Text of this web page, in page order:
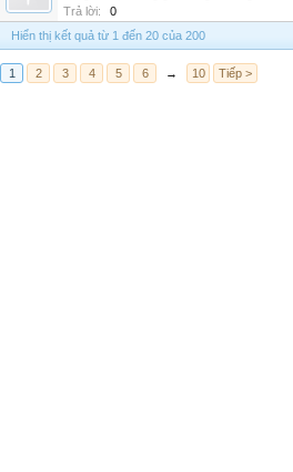
Trả lời:
0
Hiển thị kết quả từ 1 đến 20 của 200
1 2 3 4 5 6 → 10 Tiếp >